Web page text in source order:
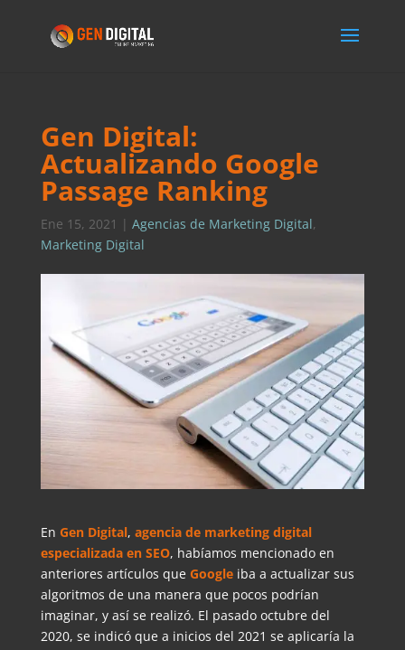
Gen Digital:
Actualizando Google
Passage Ranking
Ene 15, 2021 | Agencias de Marketing Digital,
Marketing Digital
En Gen Digital, agencia de marketing digital
especializada en SEO, habíamos mencionado en
anteriores artículos que Googleiba a actualizar sus
algoritmos de una manera que pocos podrían
imaginar, y así se realizó. El pasado octubre del
2020, se indicó que a inicios del 2021 se aplicaría la